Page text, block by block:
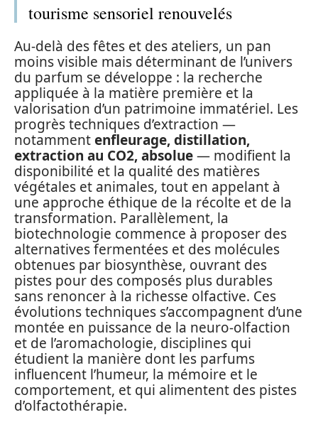
tourisme sensoriel renouvelés
Au-delà des fêtes et des ateliers, un pan
moins visible mais déterminant de l’univers
du parfum se développe : la recherche
appliquée à la matière première et la
valorisation d’un patrimoine immatériel. Les
progrès techniques d’extraction —
notammentenfleurage, distillation,
extraction au CO2, absolue— modifient la
disponibilité et la qualité des matières
végétales et animales, tout en appelant à
une approche éthique de la récolte et de la
transformation. Parallèlement, la
biotechnologie commence à proposer des
alternatives fermentées et des molécules
obtenues par biosynthèse, ouvrant des
pistes pour des composés plus durables
sans renoncer à la richesse olfactive. Ces
évolutions techniques s’accompagnent d’une
montée en puissance de la neuro-olfaction
et de l’aromachologie, disciplines qui
étudient la manière dont les parfums
influencent l’humeur, la mémoire et le
comportement, et qui alimentent des pistes
d’olfactothérapie.